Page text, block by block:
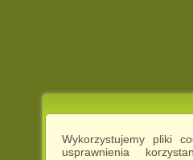
Wykorzystujemy pliki
usprawnienia